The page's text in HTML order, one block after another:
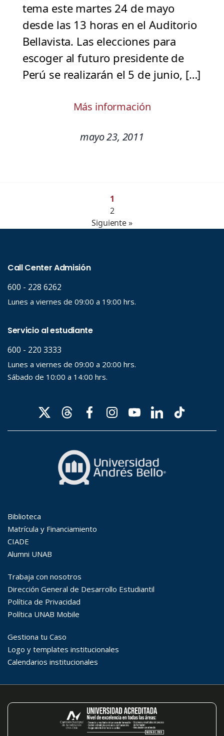
tema este martes 24 de mayo
desde las 13 horas en el Auditorio
Bellavista. Las elecciones para
escoger al futuro presidente de
Perú se realizarán el 5 de junio, […]
Más información
mayo 23, 2011
1
2
Siguiente »